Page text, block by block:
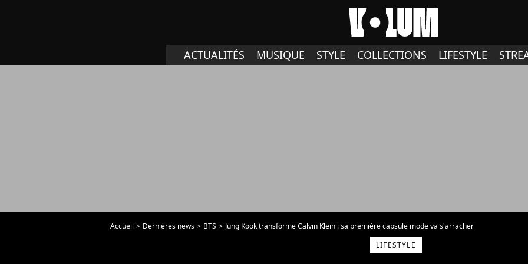
ACTUALITÉS MUSIQUE STYLE COLLECTIONS LIFESTYLE
Accueil Dernières news BTS
Jung Kook transforme Calvin Klein : sa première capsule mode va s'arracher
LIFESTYLE